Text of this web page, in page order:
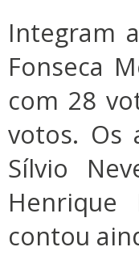
Integram
Fonseca
com 28
votos. Os
Sílvio
contou